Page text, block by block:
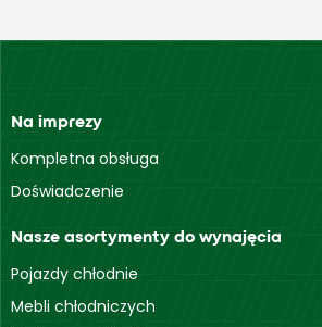
Na imprezy
Kompletna obsługa
Doświadczenie
Nasze asortymenty do wynajęcia
Pojazdy chłodnie
Mebli chłodniczych